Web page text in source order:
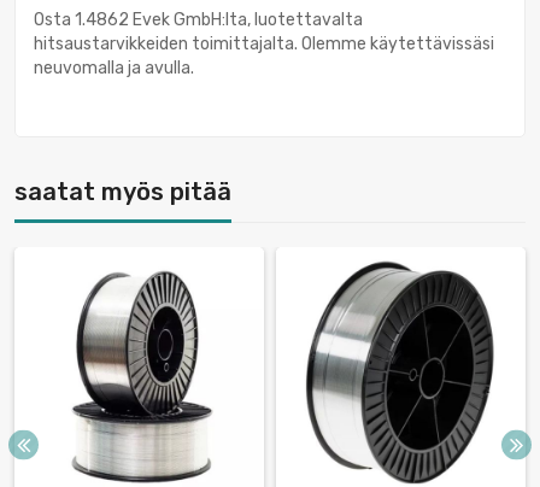
Osta 1.4862 Evek GmbH:lta, luotettavalta
hitsaustarvikkeiden toimittajalta. Olemme käytettävissäsi
neuvomalla ja avulla.
saatat myös pitää